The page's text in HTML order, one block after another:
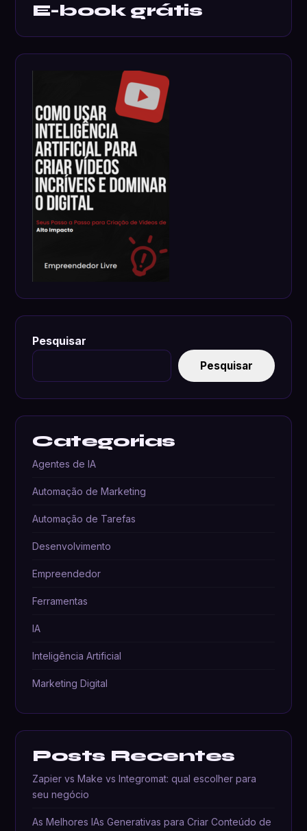
E-book grátis
Pesquisar
Pesquisar
Categorias
Agentes de IA
Automação de Marketing
Automação de Tarefas
Desenvolvimento
Empreendedor
Ferramentas
IA
Inteligência Artificial
Marketing Digital
Posts Recentes
Zapier vs Make vs Integromat: qual escolher para
seu negócio
As Melhores IAs Generativas para Criar Conteúdo de